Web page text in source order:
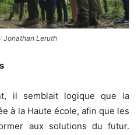
Jonathan Leruth
il semblait logique que la
à la Haute école, afin que les
aux solutions du futur.